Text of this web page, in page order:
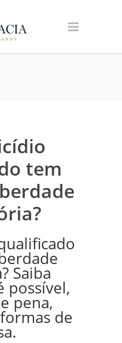
tem
Saiba
possível,
pena,
de